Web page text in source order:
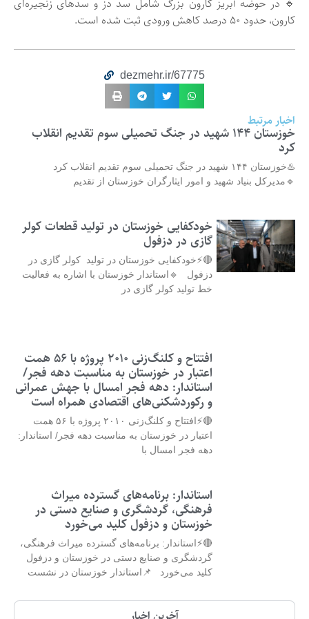
🔹 در حوضه آبریز کارون بزرگ شامل سد دز و سدهای زنجیره‌ای
کارون، حدود ۵۰ درصد کاهش ورودی ثبت شده است.
dezmehr.ir/67775
اخبار مرتبط
خوزستان ۱۴۴ شهید در جنگ تحمیلی سوم تقدیم انقلاب
کرد
♨️خوزستان ۱۴۴ شهید در جنگ تحمیلی سوم تقدیم انقلاب کرد
🔹مدیرکل بنیاد شهید و امور ایثارگران خوزستان از تقدیم
خودکفایی خوزستان در تولید قطعات کولر
گازی در دزفول
🔴⚡خودکفایی خوزستان در تولید کولر گازی در
دزفول 🔹استاندار خوزستان با اشاره به فعالیت
خط تولید کولر گازی در
افتتاح و کلنگ‌زنی ۲۰۱۰ پروژه با ۵۶ همت
اعتبار در خوزستان به مناسبت دهه فجر/
استاندار: دهه فجر امسال با جهش عمرانی
و رکوردشکنی‌های اقتصادی همراه است
🔴⚡افتتاح و کلنگ‌زنی ۲۰۱۰ پروژه با ۵۶ همت
اعتبار در خوزستان به مناسبت دهه فجر/ استاندار:
دهه فجر امسال با
استاندار: برنامه‌های گسترده میراث
فرهنگی، گردشگری و صنایع دستی در
خوزستان و دزفول کلید می‌خورد
🔴⚡استاندار: برنامه‌های گسترده میراث فرهنگی،
گردشگری و صنایع دستی در خوزستان و دزفول
کلید می‌خورد 📌استاندار خوزستان در نشست